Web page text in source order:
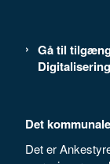
Gå til
Det
Det er